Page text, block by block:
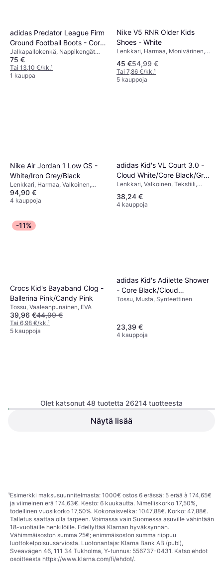
adidas Predator League Firm
Ground Football Boots - Core
Black/Cloud White/Lucid Red
Jalkapallokenkä, Nappikengät
kovalle alustalle, Punainen, Musta,
Valkoinen, Verkko, Synteettinen,
Tekstiili
75 €
Tai 13,10 €/kk.¹
1 kauppa
Nike V5 RNR Older Kids
Shoes - White
Lenkkari, Harmaa, Monivärinen,
Tekonahka, Synteettinen, Tekstiili
45 €54,99 €
Tai 7,86 €/kk.¹
5 kauppoja
Nike Air Jordan 1 Low GS -
White/Iron Grey/Black
Lenkkari, Harmaa, Valkoinen,
Nahka, Tekonahka
94,90 €
4 kauppoja
adidas Kid's VL Court 3.0 -
Cloud White/Core Black/Grey
One
Lenkkari, Valkoinen, Tekstiili,
38,24 €
4 kauppoja
-11%
Crocs Kid's Bayaband Clog -
Ballerina Pink/Candy Pink
Tossu, Vaaleanpunainen, EVA
39,96 €44,99 €
Tai 6,98 €/kk.¹
5 kauppoja
adidas Kid's Adilette Shower
- Core Black/Cloud
White/Core Black
Tossu, Musta, Synteettinen
23,39 €
4 kauppoja
adidas F50 Hyperfast Club
Firm Ground Multi Ground
Olet katsonut 48 tuotetta 26214 tuotteesta
Näytä lisää
¹Esimerkki maksusuunnitelmasta: 1000€ ostos 6 erässä: 5 erää à 174,65€
ja viimeinen erä 174,63€. Kesto: 6 kuukautta. Nimelliskorko 17,50%,
todellinen vuosikorko 17,50%. Kokonaisvelka: 1047,88€. Korko: 47,88€.
Talletus saattaa olla tarpeen. Voimassa vain Suomessa asuville vähintään
18-vuotiaille henkilöille. Edellyttää Klarnan hyväksynnän.
Vähimmäisoston summa 25€; enimmäisoston summa riippuu
luottokelpoisuusarviosta. Luotonantaja: Klarna Bank AB (publ),
Sveavägen 46, 111 34 Tukholma, Y-tunnus: 556737-0431. Katso ehdot
osoitteesta https://www.klarna.com/fi/ehdot/.